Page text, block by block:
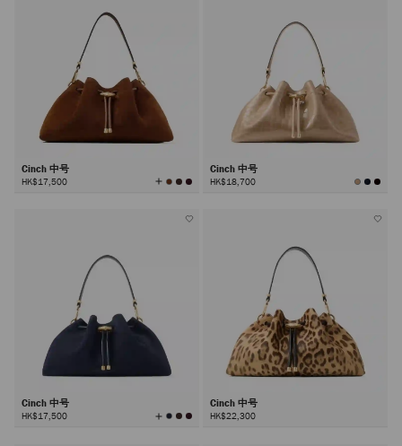
Cinch 中号
HK$17,500 查
看
Cinch 中号
HK$18,700
Cinch 中号
HK$17,500 查
看
Cinch 中号
HK$22,300